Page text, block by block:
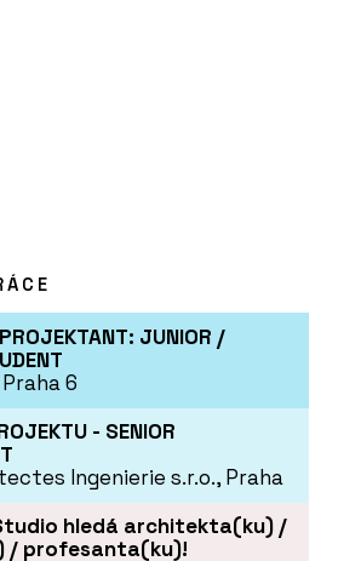
fasády - Jungle Interiors
JUNIOR /
6
- SENIOR
Ingenierie s.r.o., Praha
Studio hledá architekta(ku) /
/ profesanta(ku)!